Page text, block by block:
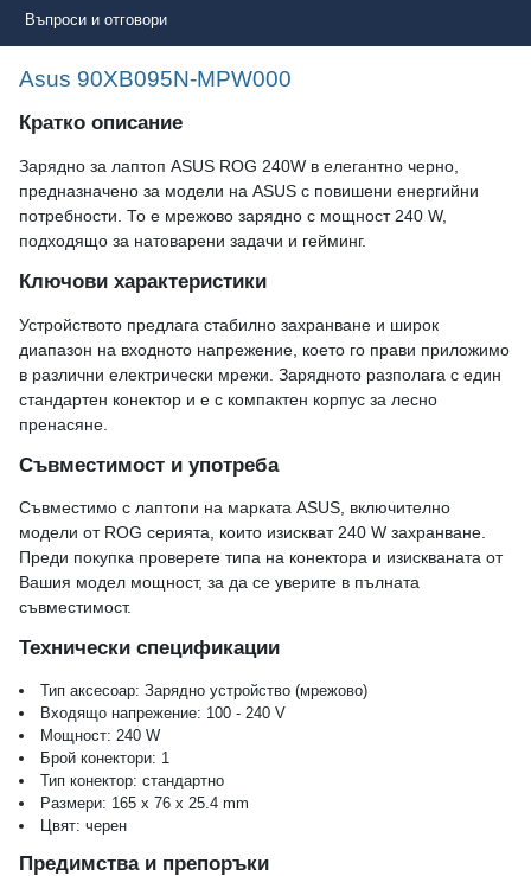
Въпроси и отговори
Asus 90XB095N-MPW000
Кратко описание
Зарядно за лаптоп ASUS ROG 240W в елегантно черно,
предназначено за модели на ASUS с повишени енергийни
потребности. То е мрежово зарядно с мощност 240 W,
подходящо за натоварени задачи и гейминг.
Ключови характеристики
Устройството предлага стабилно захранване и широк
диапазон на входното напрежение, което го прави приложимо
в различни електрически мрежи. Зарядното разполага с един
стандартен конектор и е с компактен корпус за лесно
пренасяне.
Съвместимост и употреба
Съвместимо с лаптопи на марката ASUS, включително
модели от ROG серията, които изискват 240 W захранване.
Преди покупка проверете типа на конектора и изискваната от
Вашия модел мощност, за да се уверите в пълната
съвместимост.
Технически спецификации
Тип аксесоар: Зарядно устройство (мрежово)
Входящо напрежение: 100 - 240 V
Мощност: 240 W
Брой конектори: 1
Тип конектор: стандартно
Размери: 165 x 76 x 25.4 mm
Цвят: черен
Предимства и препоръки